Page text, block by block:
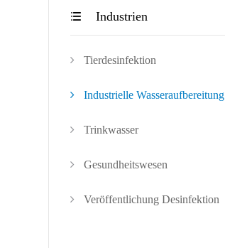
 Industrien
Tierdesinfektion
Industrielle Wasseraufbereitung
Trinkwasser
Gesundheitswesen
Veröffentlichung Desinfektion